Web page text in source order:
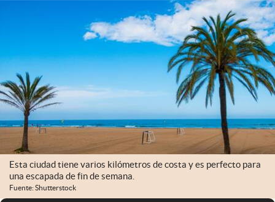
Esta ciudad tiene varios kilómetros de costa y es perfecto para
una escapada de fin de semana.
Fuente: Shutterstock